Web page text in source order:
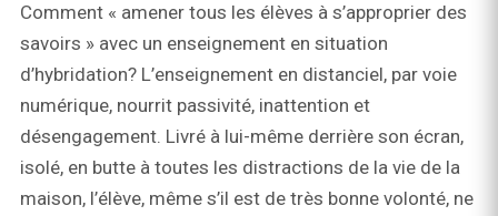
Comment « amener tous les élèves à s’approprier des
savoirs » avec un enseignement en situation
d’hybridation? L’enseignement en distanciel, par voie
numérique, nourrit passivité, inattention et
désengagement. Livré à lui-même derrière son écran,
isolé, en butte à toutes les distractions de la vie de la
maison, l’élève, même s’il est de très bonne volonté, ne